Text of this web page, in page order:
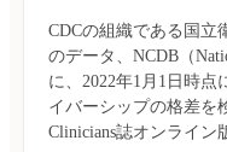
CDCの組織である国立
のデータ、NCDB（
に、2022年1月1日時
イバーシップの格差を